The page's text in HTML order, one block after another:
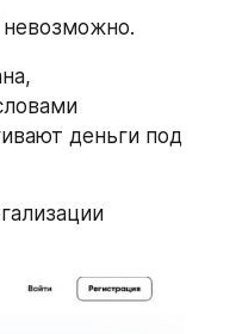
невозможно.
деньги под